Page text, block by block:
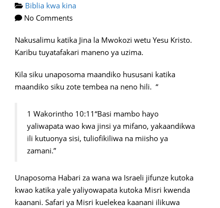
Biblia kwa kina
No Comments
Nakusalimu katika Jina la Mwokozi wetu Yesu Kristo.
Karibu tuyatafakari maneno ya uzima.
Kila siku unaposoma maandiko hususani katika
maandiko siku zote tembea na neno hili. “
1 Wakorintho 10:11“Basi mambo hayo
yaliwapata wao kwa jinsi ya mifano, yakaandikwa
ili kutuonya sisi, tuliofikiliwa na miisho ya
zamani.”
Unaposoma Habari za wana wa Israeli jifunze kutoka
kwao katika yale yaliyowapata kutoka Misri kwenda
kaanani. Safari ya Misri kuelekea kaanani ilikuwa